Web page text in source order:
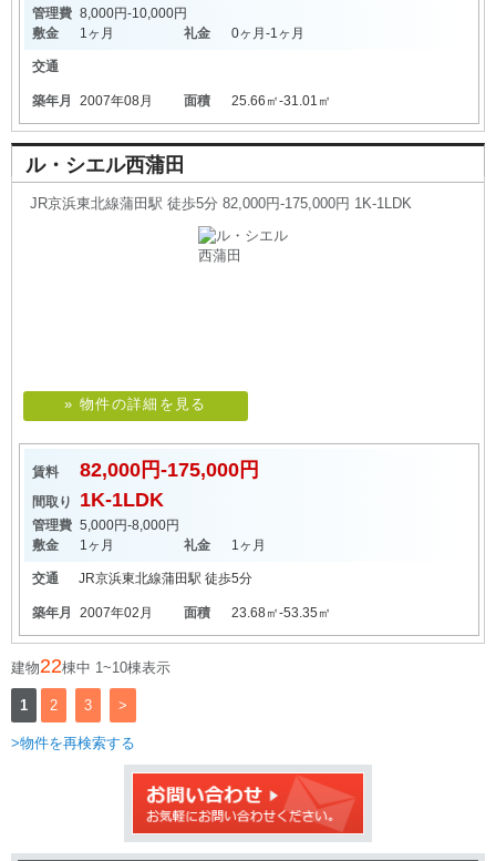
管理費 8,000円-10,000円
敷金
1ヶ月 礼金 0ヶ月-1ヶ月
交通
築年月 2007年08月 面積 25.66㎡-31.01㎡
ル・シエル西蒲田
JR京浜東北線蒲田駅 徒歩5分 82,000円-175,000円 1K-1LDK
» 物件の詳細を見る
賃料 82,000円-175,000円
間取り 1K-1LDK
管理費 5,000円-8,000円
敷金
1ヶ月 礼金 1ヶ月
交通 JR京浜東北線蒲田駅 徒歩5分
築年月 2007年02月 面積 23.68㎡-53.35㎡
建物22棟中 1~10棟表示
1 2 3 >
>物件を再検索する